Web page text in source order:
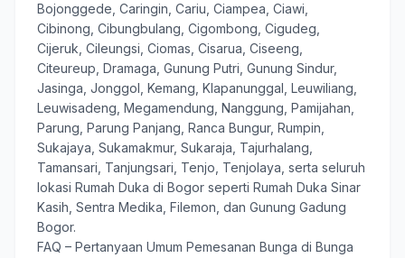
Bojonggede, Caringin, Cariu, Ciampea, Ciawi,
Cibinong, Cibungbulang, Cigombong, Cigudeg,
Cijeruk, Cileungsi, Ciomas, Cisarua, Ciseeng,
Citeureup, Dramaga, Gunung Putri, Gunung Sindur,
Jasinga, Jonggol, Kemang, Klapanunggal, Leuwiliang,
Leuwisadeng, Megamendung, Nanggung, Pamijahan,
Parung, Parung Panjang, Ranca Bungur, Rumpin,
Sukajaya, Sukamakmur, Sukaraja, Tajurhalang,
Tamansari, Tanjungsari, Tenjo, Tenjolaya, serta seluruh
lokasi Rumah Duka di Bogor seperti Rumah Duka Sinar
Kasih, Sentra Medika, Filemon, dan Gunung Gadung
Bogor.
FAQ – Pertanyaan Umum Pemesanan Bunga di Bunga